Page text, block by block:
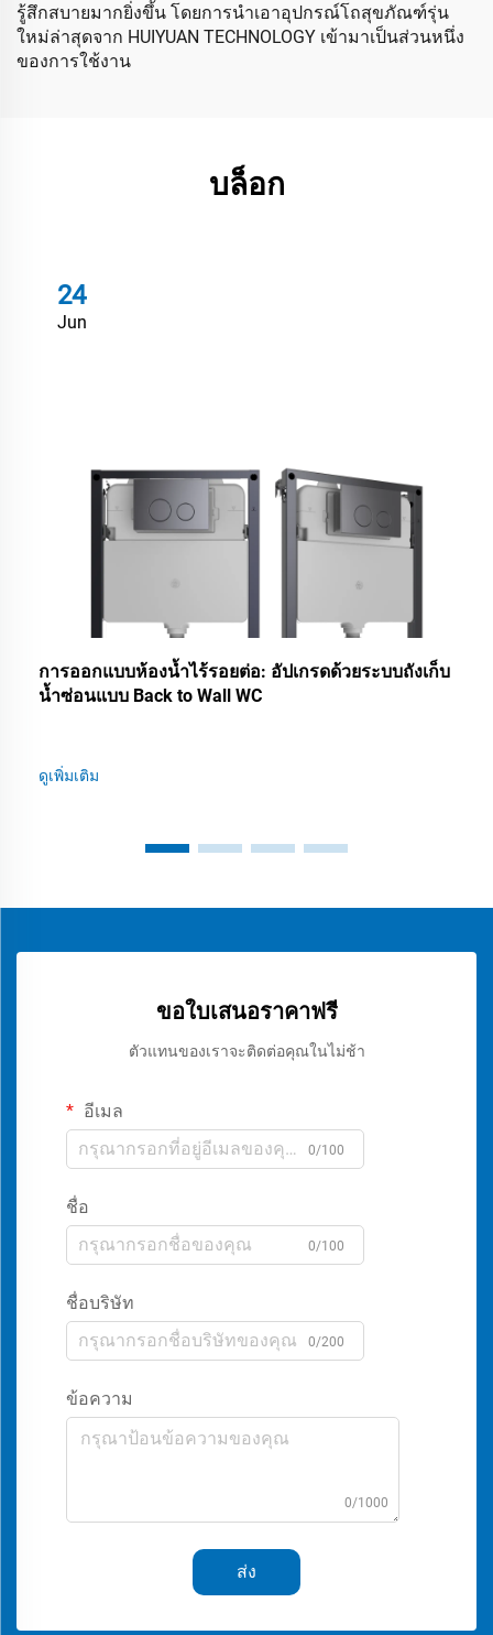
รู้สึกสบายมากยิ่งขึ้น โดยการนำเอาอุปกรณ์โถสุขภัณฑ์รุ่น
ใหม่ล่าสุดจาก HUIYUAN TECHNOLOGY เข้ามาเป็นส่วนหนึ่ง
ของการใช้งาน
บล็อก
24
Jun
การออกแบบห้องน้ำไร้รอยต่อ: อัปเกรดด้วยระบบถังเก็บ
น้ำซ่อนแบบ Back to Wall WC
ดูเพิ่มเติม
ขอใบเสนอราคาฟรี
ตัวแทนของเราจะติดต่อคุณในไม่ช้า
อีเมล
0/100
ชื่อ
0/100
ชื่อบริษัท
0/200
ข้อความ
0/1000
ส่ง